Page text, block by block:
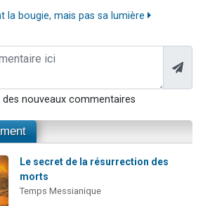
la bougie, mais pas sa lumière
nouveaux commentaires
Le secret de la résurrection des
morts
Temps Messianique